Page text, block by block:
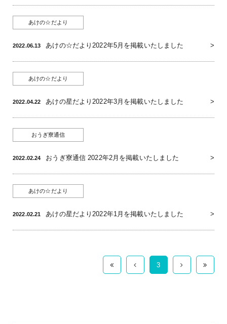
あけの☆だより
2022.06.13 あけの☆だより2022年5月を掲載いたしました
あけの☆だより
2022.04.22 あけの星だより2022年3月を掲載いたしました
おうぎ寮通信
2022.02.24 おうぎ寮通信 2022年2月を掲載いたしました
あけの☆だより
2022.02.21 あけの星だより2022年1月を掲載いたしました
3